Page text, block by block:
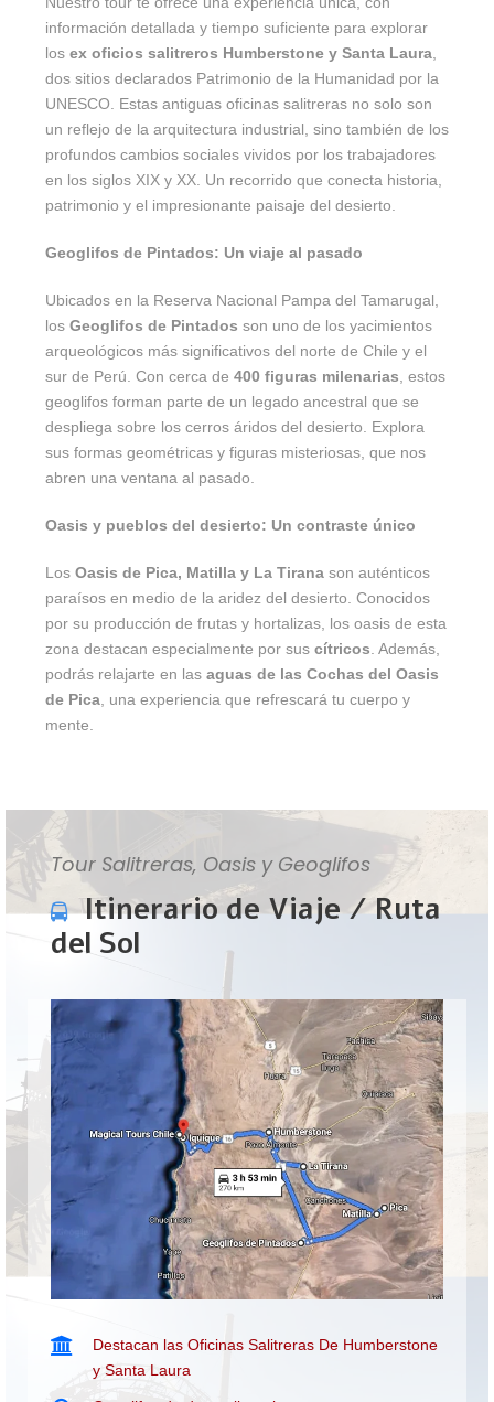
información detallada y tiempo suficiente para explorar
los ex oficios salitreros Humberstone y Santa Laura
dos sitios declarados Patrimonio de la Humanidad por la
UNESCO. Estas antiguas oficinas salitreras no solo son
un reflejo de la arquitectura industrial, sino también de los
profundos cambios sociales vividos por los trabajadores
en los siglos XIX y XX. Un recorrido que conecta historia,
patrimonio y el impresionante paisaje del desierto.
Geoglifos de Pintados: Un viaje al pasado
Ubicados en la Reserva Nacional Pampa del Tamarugal,
los Geoglifos de Pintados son uno de los yacimientos
arqueológicos más significativos del norte de Chile y el
sur de Perú. Con cerca de 400 figuras milenarias , estos
geoglifos forman parte de un legado ancestral que se
despliega sobre los cerros áridos del desierto. Explora
sus formas geométricas y figuras misteriosas, que nos
abren una ventana al pasado.
Oasis y pueblos del desierto: Un contraste único
Los Oasis de Pica, Matilla y La Tirana son auténticos
paraísos en medio de la aridez del desierto. Conocidos
por su producción de frutas y hortalizas, los oasis de esta
zona destacan especialmente por sus cítricos . Además,
podrás relajarte en las aguas de las Cochas del Oasis
de Pica , una experiencia que refrescará tu cuerpo y
mente.
Tour Salitreras, Oasis y Geoglifos
Itinerario de Viaje / Ruta
del Sol
Destacan las Oficinas Salitreras De Humberstone
y Santa Laura